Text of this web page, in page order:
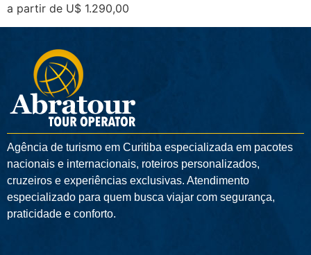
a partir de U$ 1.290,00
Agência de turismo em Curitiba especializada em pacotes
nacionais e internacionais, roteiros personalizados,
cruzeiros e experiências exclusivas. Atendimento
especializado para quem busca viajar com segurança,
praticidade e conforto.